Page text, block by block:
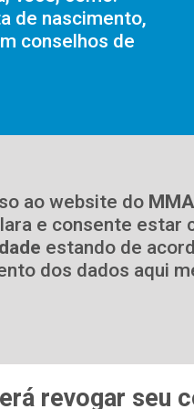
de nascimento,
conselhos de
ao website do
e consente
estando de
dos dados aqui
revogar seu